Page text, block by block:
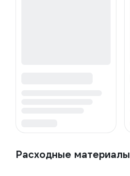
Расходные материалы